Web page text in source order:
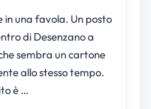
una favola. Un posto
sembra un cartone
allo stesso tempo.
è …